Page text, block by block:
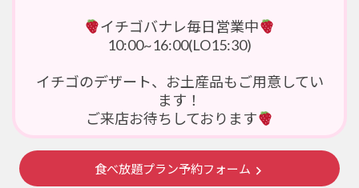
イチゴバナレ毎日営業中
10:00~16:00(LO15:30)
イチゴのデザート、お土産品もご用意してい
ます！
ご来店お待ちしております
食べ放題プラン予約フォーム